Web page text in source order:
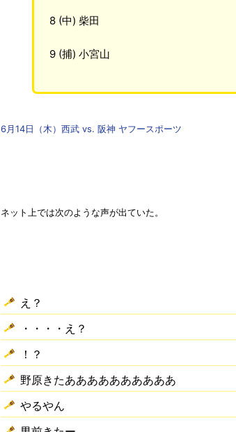
8 (中) 柴田
9 (捕) 小宮山
6月14日（木）西武 vs. 阪神 ヤフースポーツ
ネット上では次のような声が出ていた。
え？
・・・・え？
！？
野原きたああああああああああ
やるやん